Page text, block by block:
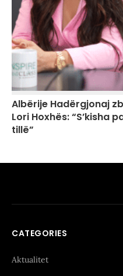
Albërije Hadërgjonaj
Lori Hoxhës: “S’kisha
tillë”
CATEGORIES
Aktualitet